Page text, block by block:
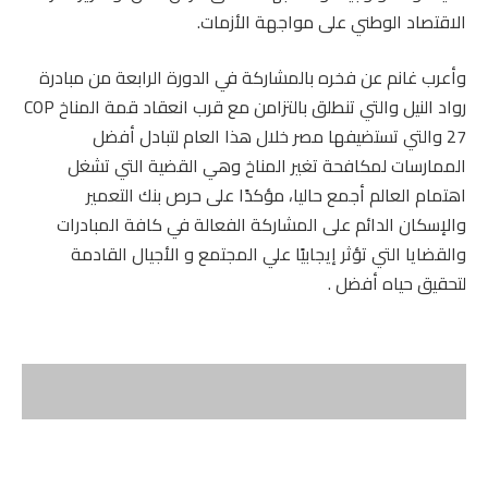
الاقتصاد الوطني على مواجهة الأزمات.
وأعرب غانم عن فخره بالمشاركة في الدورة الرابعة من مبادرة
رواد النيل والتي تنطلق بالتزامن مع قرب انعقاد قمة المناخ COP
27 والتي تستضيفها مصر خلال هذا العام لتبادل أفضل
الممارسات لمكافحة تغير المناخ وهي القضية التي تشغل
اهتمام العالم أجمع حاليا، مؤكدًا على حرص بنك التعمير
والإسكان الدائم على المشاركة الفعالة في كافة المبادرات
والقضايا التي تؤثر إيجابيًا علي المجتمع و الأجيال القادمة
لتحقيق حياه أفضل .